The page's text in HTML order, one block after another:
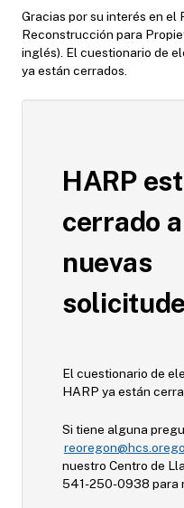
Gracias por su interés en el
Reconstrucción para
inglés). El cuestionario de
ya están cerrados.
HARP
cerrado a
nuevas
El cuestionario de
HARP ya están
Si tiene alguna
nuestro Centro de
541-250-0938 para